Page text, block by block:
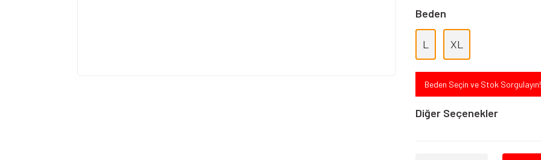
Beden
L XL
Beden Seçin ve Stok Sorgulayın!
Diğer Seçenekler